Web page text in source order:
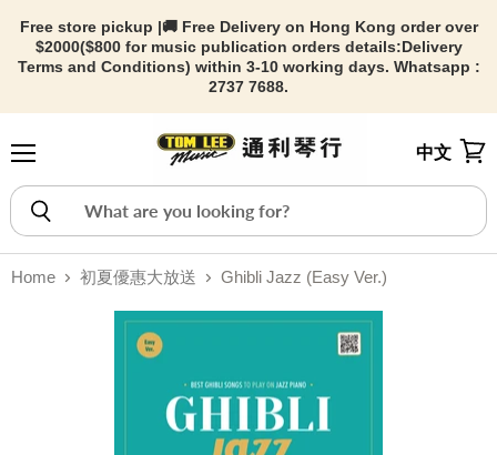
Free store pickup |🚚 Free Delivery on Hong Kong order over
$2000($800 for music publication orders details:Delivery
Terms and Conditions) within 3-10 working days. Whatsapp :
2737 7688.
中文
Home 初夏優惠大放送 Ghibli Jazz (Easy Ver.)